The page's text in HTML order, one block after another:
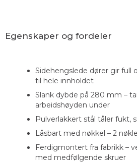
Egenskaper og fordeler
Sidehengslede dører gir full
til hele innholdet
Slank dybde på 280 mm –
arbeidshøyden under
Pulverlakkert stål tåler fukt,
Låsbart med nøkkel – 2
Ferdigmontert fra fabrikk –
med medfølgende skruer